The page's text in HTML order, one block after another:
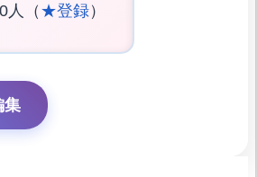
0人（ ★登録）
集